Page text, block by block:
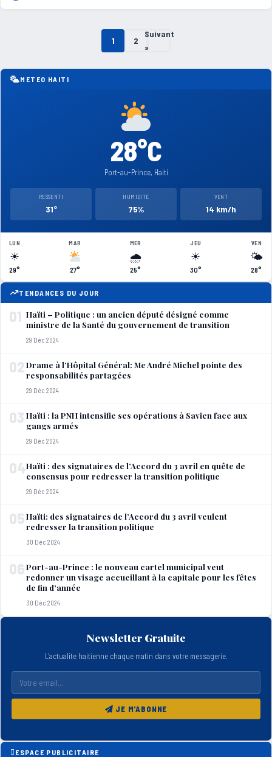
publications
1 2
Suivant
»
METEO HAITI
28°C
Port-au-Prince, Haiti
RESSENTI
31°
HUMIDITE
75%
VENT
14 km/h
LUN
☀
29°
MAR
27°
MER
🌧
25°
JEU
☀
30°
VEN
🌤
28°
TENDANCES DU JOUR
01 Haïti – Politique : un ancien député désigné comme
ministre de la Santé du gouvernement de transition
29 Déc 2024
02Drame à l’Hôpital Général: Me André Michel pointe des
responsabilités partagées
29 Déc 2024
03 Haïti : la PNH intensifie ses opérations à Savien face aux
gangs armés
29 Déc 2024
04Haïti : des signataires de l’Accord du 3 avril en quête de
consensus pour redresser la transition politique
29 Déc 2024
05Haïti: des signataires de l’Accord du 3 avril veulent
redresser la transition politique
30 Déc 2024
06Port-au-Prince : le nouveau cartel municipal veut
redonner un visage accueillant à la capitale pour les fêtes
de fin d’année
30 Déc 2024
Newsletter Gratuite
L'actualite haitienne chaque matin dans votre messagerie.
JE M'ABONNE
ESPACE PUBLICITAIRE